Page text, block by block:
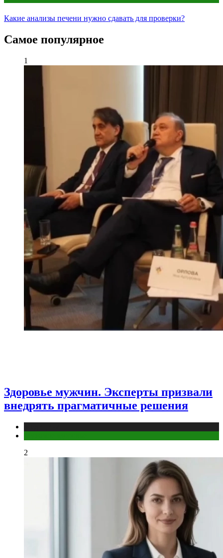
Какие анализы печени нужно сдавать для проверки?
Самое популярное
1
Здоровье мужчин. Эксперты призвали
внедрять прагматичные решения
2